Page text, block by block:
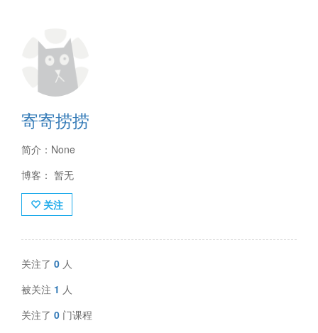
寄寄捞捞
简介：None
博客： 暂无
关注
关注了 0 人
被关注 1 人
关注了 0 门课程